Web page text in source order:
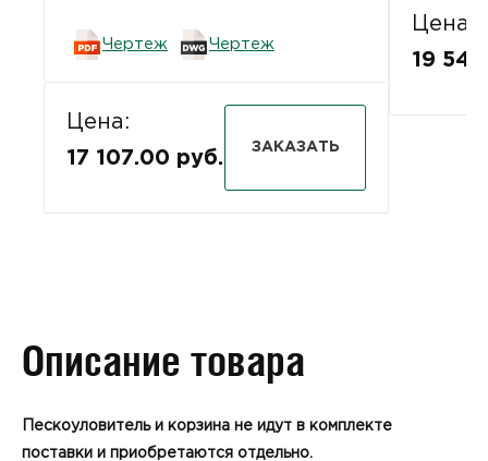
Чертеж Чертеж
Цена:
17 107.00 руб.
ЗАКАЗАТЬ
Цена:
19
Описание товара
Пескоуловитель и корзина не идут в комплекте
поставки и приобретаются отдельно.